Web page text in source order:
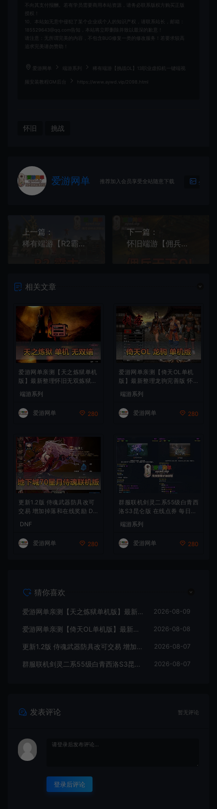
不向其支付报酬。若有学员需要商用本站资源，请务必联系版权方购买正版
授权！
10、本站如无意中侵犯了某个企业或个人的知识产权，请联系站长，邮箱：
185529643@qq.com告知，本站将立即删除并致以最深的歉意！
请注意：无所谓完美的内容，不包含BUG修复一类的修改服务！若要求较高
追求完美请勿赞助！
爱游网单 端游系列 稀有端游【挑战OL】13职业虚拟机一键端视
频安装教程GM后台 https://www.aywd.vip/2098.html
怀旧 挑战
爱游网单 推荐加入会员享受全站随意下载 生成海
上一篇：
稀有端游【R2霸主】视频安装教程虚拟机一键端金币修改教学韩国角色扮演游戏
下一篇：
怀旧端游【佣兵天下OL】win10/11虚拟机运行+win7本机免虚拟机运行+视频安装教程GM工具
相关文章
爱游网单亲测【天之炼狱单机
版】最新整理怀旧无双炼狱端
发道具 视频安装教学 虚拟机
一键端
端游系列
爱游网单 280
爱游网单亲测【倚天OL单机
版】最新整理龙驹完善版 怀
发物品装备 虚拟机一键端 视
频安装教学
端游系列
爱游网单 280
更新1.2版 侍魂武器防具改可
交易 增加掉落和在线奖励 DN
丰富异次元技能装备词条 护
石 辟邪玉 皮肤外观 BUFF技
能徽章 史诗装备特效徽章 技
DNF
爱游网单 280
群服联机剑灵二系55级白青西
洛S3昆仑版 在线点券 每日礼
包 复古玩法
端游系列
爱游网单 280
猜你喜欢
爱游网单亲测【天之炼狱单机版】最新整理怀旧无双炼狱端 带GM工具注册 GM权限命令发道具 视频安装教学 虚拟机一键端 2026-08-09
爱游网单亲测【倚天OL单机版】最新整理龙驹完善版 怀旧武侠网游单机 带GM工具可发物品装备 虚拟机一键端 视频安装教学 2026-08-08
更新1.2版 侍魂武器防具改可交易 增加掉落和在线奖励 DNF70星月侍魂联机版 新版技能 丰富异次元技能装备词条 护石 辟邪玉 皮肤外观 BUFF技能徽章 史诗装备特效徽章 技能宝珠等 在线点 装备靠爆 2026-08-07
群服联机剑灵二系55级白青西洛S3昆仑版 在线点券 每日礼包 复古玩法 2026-08-07
发表评论 暂无评论
登录后评论